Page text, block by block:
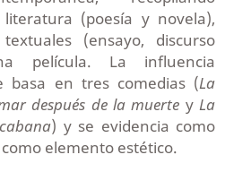
(poesía y novela),
(ensayo, discurso
película. La influencia
basa en tres comedias (La
después de la muerte yLa
) y se evidencia como
elemento estético.